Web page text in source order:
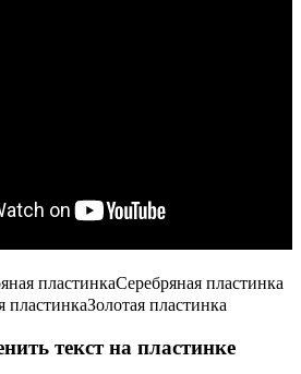
Серебряная пластинка
Золотая пластинка
текст на пластинке